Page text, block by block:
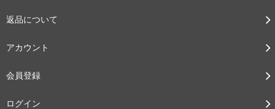
返品について
アカウント
会員登録
ログイン